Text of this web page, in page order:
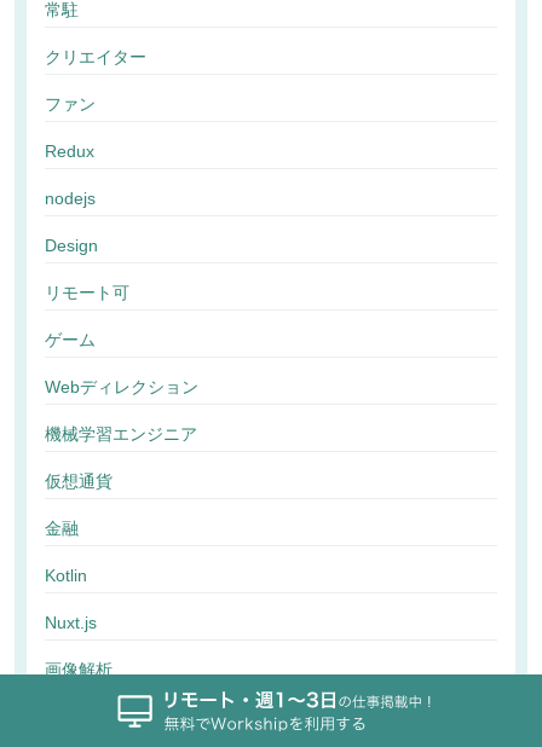
常駐
クリエイター
ファン
Redux
nodejs
Design
リモート可
ゲーム
Webディレクション
機械学習エンジニア
仮想通貨
金融
Kotlin
Nuxt.js
画像解析